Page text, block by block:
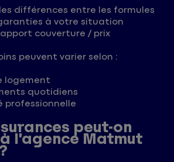
différences entre les formules
à votre situation
couverture / prix
peuvent varier selon :
logement
quotidiens
professionnelle
peut-on
l’agence Matmut